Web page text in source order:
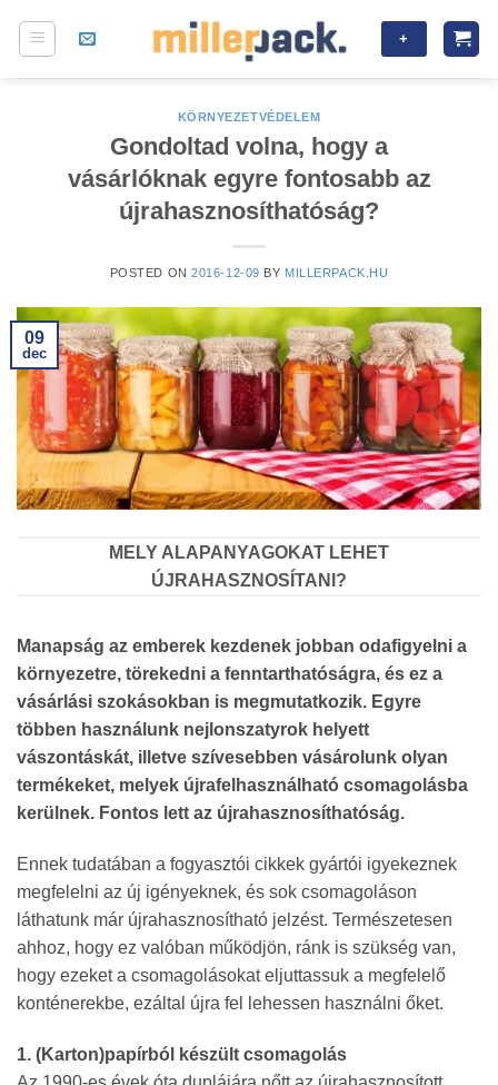
+
KÖRNYEZETVÉDELEM
Gondoltad volna, hogy a
vásárlóknak egyre fontosabb az
újrahasznosíthatóság?
POSTED ON2016-12-09 BY MILLERPACK.HU
09
dec
MELY ALAPANYAGOKAT LEHET
ÚJRAHASZNOSÍTANI?
Manapság az emberek kezdenek jobban odafigyelni a
környezetre, törekedni a fenntarthatóságra, és ez a
vásárlási szokásokban is megmutatkozik. Egyre
többen használunk nejlonszatyrok helyett
vászontáskát, illetve szívesebben vásárolunk olyan
termékeket, melyek újrafelhasználható csomagolásba
kerülnek. Fontos lett az újrahasznosíthatóság.
Ennek tudatában a fogyasztói cikkek gyártói igyekeznek
megfelelni az új igényeknek, és sok csomagoláson
láthatunk már újrahasznosítható jelzést. Természetesen
ahhoz, hogy ez valóban működjön, ránk is szükség van,
hogy ezeket a csomagolásokat eljuttassuk a megfelelő
konténerekbe, ezáltal újra fel lehessen használni őket.
1. (Karton)papírból készült csomagolás